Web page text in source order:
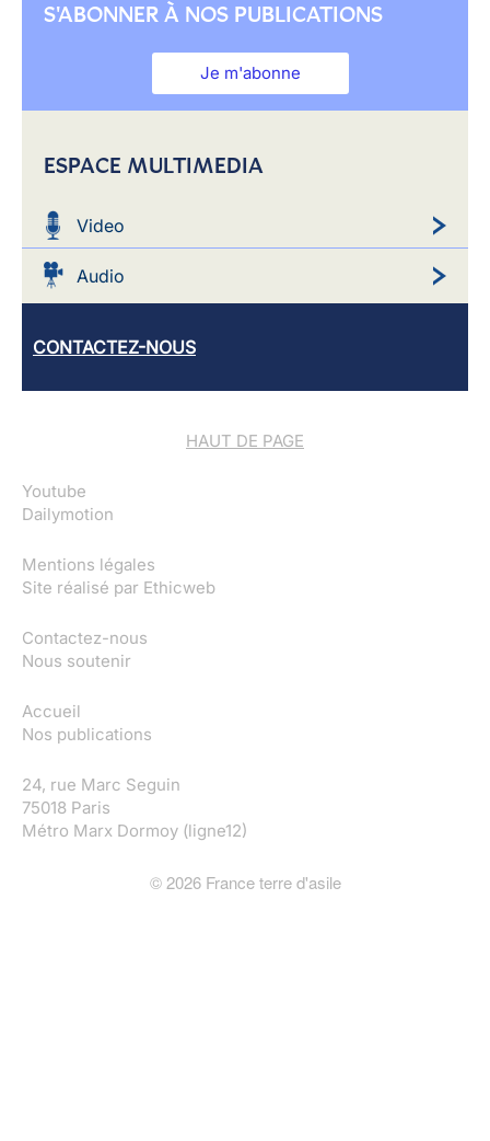
S'ABONNER À NOS PUBLICATIONS
Je m'abonne
ESPACE MULTIMEDIA
Video
Audio
CONTACTEZ-NOUS
HAUT DE PAGE
Youtube
Dailymotion
Mentions légales
Site réalisé par Ethicweb
Contactez-nous
Nous soutenir
Accueil
Nos publications
24, rue Marc Seguin
75018 Paris
Métro Marx Dormoy (ligne12)
©2026France terre d'asile